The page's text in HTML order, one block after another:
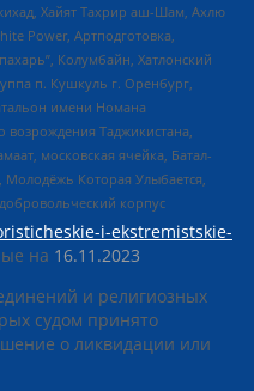
Хайят Тахрир аш-Шам, Ахлю
Power, Артподготовка,
Колумбайн, Хатлонский
п. Кушкуль г. Оренбург,
имени Номана
возрождения Таджикистана,
московская ячейка, Батал-
Которая Улыбается,
корпус
i-ekstremistskie-
на 16.11.2023
и религиозных
судом принято
о ликвидации или